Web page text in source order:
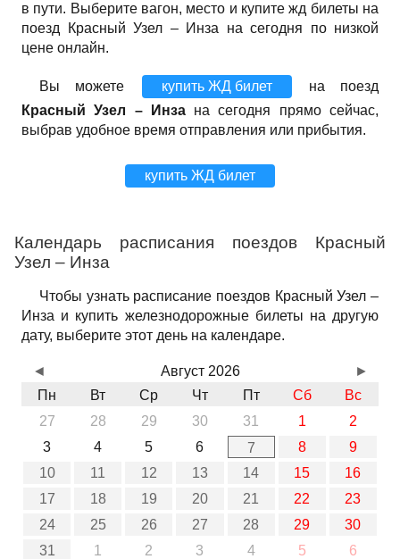
в пути. Выберите вагон, место и купите жд билеты на
поезд Красный Узел – Инза на сегодня по низкой
цене онлайн.
Вы можете купить ЖД билет
на поезд
Красный Узел – Инзана сегодня прямо сейчас,
выбрав удобное время отправления или прибытия.
купить ЖД билет
Календарь расписания поездов Красный
Узел – Инза
Чтобы узнать расписание поездов Красный Узел –
Инза и купить железнодорожные билеты на другую
дату, выберите этот день на календаре.
Август 2026
Пн
Вт Ср Чт Пт Сб
Вс
27
28 29 30 31 1
2
3
4 5 6 7 8
9
10
11 12 13 14 15
16
17
18 19 20 21 22
23
24
25 26 27 28 29
30
31
1 2 3 4 5 6
◄ ►